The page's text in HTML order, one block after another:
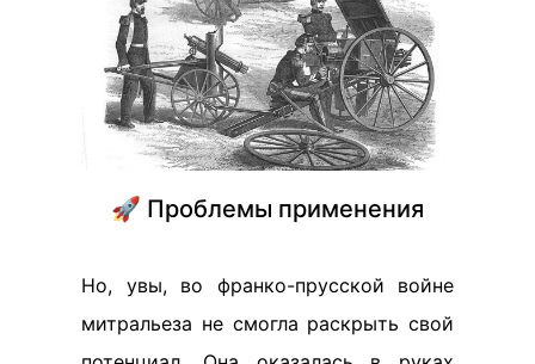
🚀 Проблемы применения
Но, увы, во франко-прусской войне
митральеза не смогла раскрыть свой